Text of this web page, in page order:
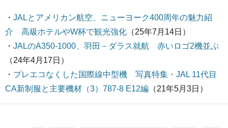
・ JALとアメリカン航空、ニューヨーク400周年の魅力紹
介 高級ホテルやW杯で観光強化 （25年7月14日）
・ JALのA350-1000、羽田－ダラス就航 赤いロゴ2機並ぶ
（24年4月17日）
・ プレエコなくした国際線中型機 写真特集・JAL 11代目
CA新制服と主要機材（3）787-8 E12編 （21年5月3日）